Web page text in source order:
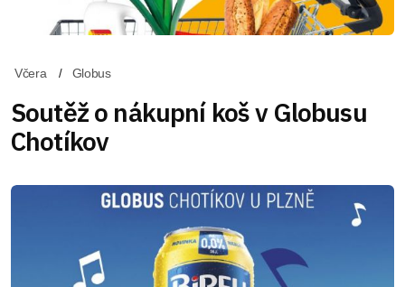
Včera Globus
Soutěž o nákupní koš v Globusu
Chotíkov